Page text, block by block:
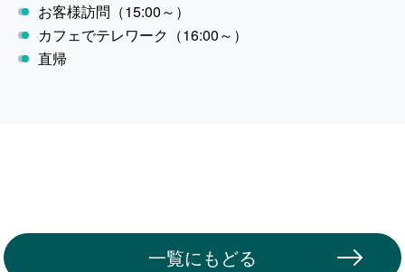
お客様訪問（15:00～）
カフェでテレワーク（16:00～）
直帰
一覧にもどる